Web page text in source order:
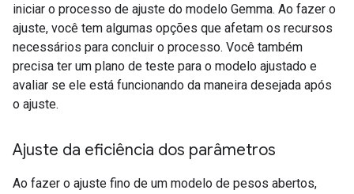
iniciar o processo de ajuste do modelo Gemma. Ao fazer o
ajuste, você tem algumas opções que afetam os recursos
necessários para concluir o processo. Você também
precisa ter um plano de teste para o modelo ajustado e
avaliar se ele está funcionando da maneira desejada após
o ajuste.
Ajuste da eficiência dos parâmetros
Ao fazer o ajuste fino de um modelo de pesos abertos,